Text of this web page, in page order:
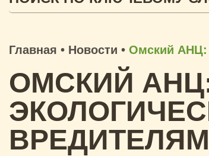
Главная • Новости • Омский АНЦ:
ОМСКИЙ